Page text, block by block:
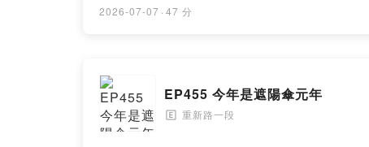
wetofriends@gmail.com-重新路一段
2026-07-07 · 47 分
EP455 今年是遮陽傘元年
🄴 重新路一段